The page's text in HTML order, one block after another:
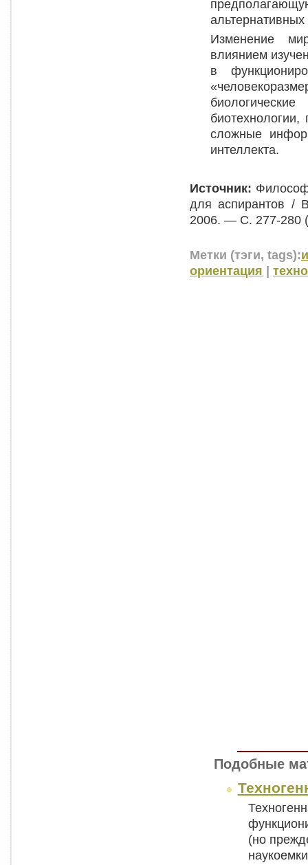
Изменение
влиянием
в
сложные
интеллекта.
Источник:
для аспирантов /
2006. — С. 277-280
Метки (тэги, tags):
ориентация |
Подобные
(но